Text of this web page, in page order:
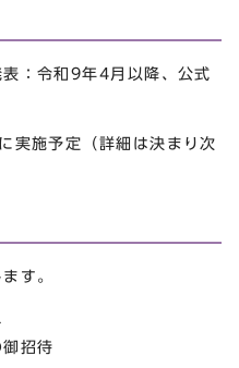
：令和9年4月以降、公式
実施予定（詳細は決まり次
す。
招待